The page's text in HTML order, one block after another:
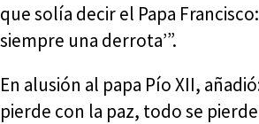
que solía decir el Papa
siempre una derrota’”.
En alusión al papa Pío XII,
pierde con la paz, todo se